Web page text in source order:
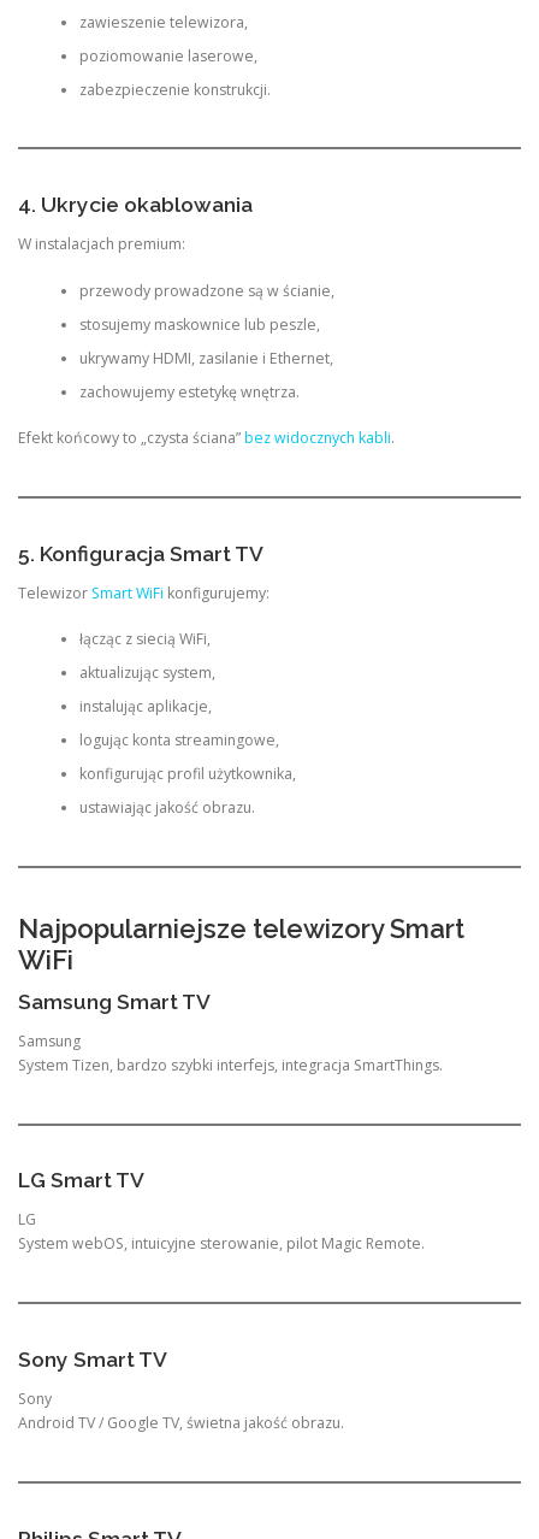
zawieszenie telewizora,
poziomowanie laserowe,
zabezpieczenie konstrukcji.
4. Ukrycie okablowania
W instalacjach premium:
przewody prowadzone są w ścianie,
stosujemy maskownice lub peszle,
ukrywamy HDMI, zasilanie i Ethernet,
zachowujemy estetykę wnętrza.
Efekt końcowy to „czysta ściana”bez widocznych kabli.
5. Konfiguracja Smart TV
Telewizor Smart WiFi konfigurujemy:
łącząc z siecią WiFi,
aktualizując system,
instalując aplikacje,
logując konta streamingowe,
konfigurując profil użytkownika,
ustawiając jakość obrazu.
Najpopularniejsze telewizory Smart
WiFi
Samsung Smart TV
Samsung
System Tizen, bardzo szybki interfejs, integracja SmartThings.
LG Smart TV
LG
System webOS, intuicyjne sterowanie, pilot Magic Remote.
Sony Smart TV
Sony
Android TV / Google TV, świetna jakość obrazu.